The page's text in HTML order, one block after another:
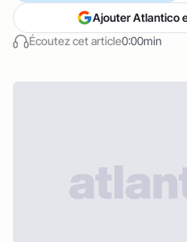
Écoutez cet article0:00min
Ajouter Atlantico